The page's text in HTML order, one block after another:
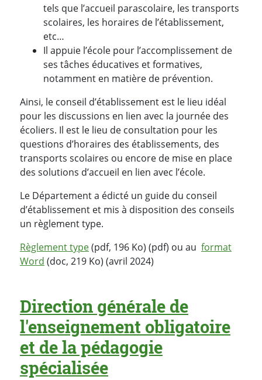
tels que l’accueil parascolaire, les transports
scolaires, les horaires de l’établissement,
etc…
Il appuie l’école pour l’accomplissement de
ses tâches éducatives et formatives,
notamment en matière de prévention.
Ainsi, le conseil d’établissement est le lieu idéal
pour les discussions en lien avec la journée des
écoliers. Il est le lieu de consultation pour les
questions d’horaires des établissements, des
transports scolaires ou encore de mise en place
des solutions d’accueil en lien avec l’école.
Le Département a édicté un guide du conseil
d’établissement et mis à disposition des conseils
un règlement type.
Règlement type(pdf, 196 Ko) (pdf) ou au format
Word (doc, 219 Ko) (avril 2024)
Direction générale de
l'enseignement obligatoire
et de la pédagogie
spécialisée